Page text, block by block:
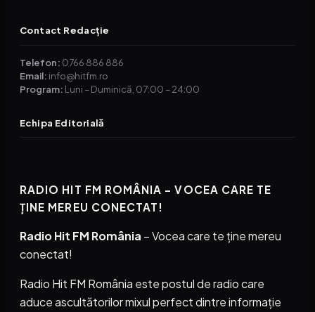
Contact Redacție
Telefon: 0766 886 886
Email: info@hitfm.ro
Program: Luni – Duminică, 07:00 – 24:00
Echipa Editorială
RADIO HIT FM ROMÂNIA – VOCEA CARE TE
ȚINE MEREU CONECTAT!
Radio Hit FM România – Vocea care te ține mereu
conectat!
Radio Hit FM România este postul de radio care
aduce ascultătorilor mixul perfect dintre informație